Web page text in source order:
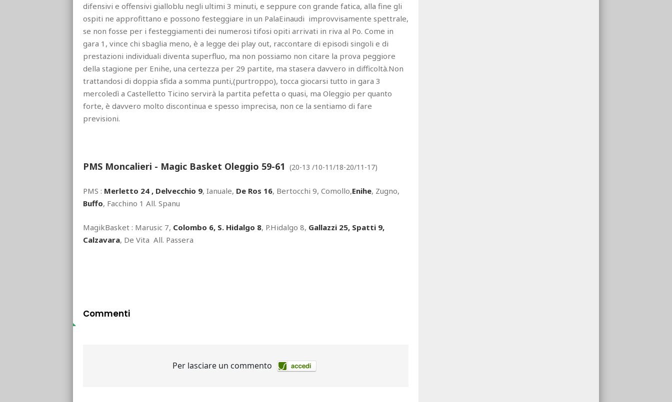
difensivi e offensivi gialloblu negli ultimi 3 minuti, e seppure con grande fatica, alla fine gli
ospiti ne approfittano e possono festeggiare in un PalaEinaudi improvvisamente spettrale,
se non fosse per i festeggiamenti dei numerosi tifosi opiti arrivati in riva al Po. Come in
gara 1, vince chi sbaglia meno, è a legge dei play out, raccontare di episodi singoli e di
prestazioni individuali diventa superfluo, ma non possiamo non citare la prova peggiore
della stagione per Enihe, una certezza per 29 partite, ma stasera davvero in difficoltà.Non
trattandosi di doppia sfida a somma punti,(purtroppo), tocca giocarsi tutto in gara 3
mercoledì a Castelletto Ticino servirà la partita pefetta o quasi, ma Oleggio per quanto
forte, è davvero molto discontinua e spesso imprecisa, non ce la sentiamo di fare
previsioni.
PMS Moncalieri - Magic Basket Oleggio 59-61 (20-13 /10-11/18-20/11-17)
PMS : Merletto 24 , Delvecchio 9, Ianuale, De Ros 16, Bertocchi 9, Comollo,Enihe, Zugno,
Buffo, Facchino 1 All. Spanu
MagikBasket : Marusic 7, Colombo 6, S. Hidalgo 8, P.Hidalgo 8, Gallazzi 25, Spatti 9,
Calzavara, De Vita All. Passera
Commenti